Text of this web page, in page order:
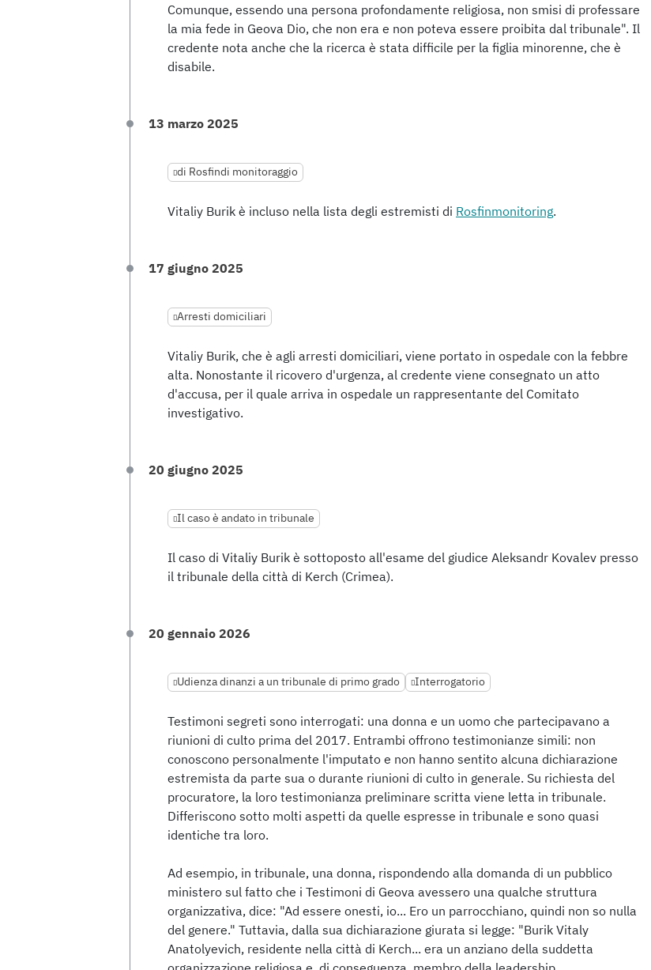
Comunque, essendo una persona profondamente religiosa, non smisi di professare
la mia fede in Geova Dio, che non era e non poteva essere proibita dal tribunale". Il
credente nota anche che la ricerca è stata difficile per la figlia minorenne, che è
disabile.
13 marzo 2025
di Rosfindi monitoraggio
Vitaliy Burik è incluso nella lista degli estremisti di Rosfinmonitoring.
17 giugno 2025
Arresti domiciliari
Vitaliy Burik, che è agli arresti domiciliari, viene portato in ospedale con la febbre
alta. Nonostante il ricovero d'urgenza, al credente viene consegnato un atto
d'accusa, per il quale arriva in ospedale un rappresentante del Comitato
investigativo.
20 giugno 2025
Il caso è andato in tribunale
Il caso di Vitaliy Burik è sottoposto all'esame del giudice Aleksandr Kovalev presso
il tribunale della città di Kerch (Crimea).
20 gennaio 2026
Udienza dinanzi a un tribunale di primo grado Interrogatorio
Testimoni segreti sono interrogati: una donna e un uomo che partecipavano a
riunioni di culto prima del 2017. Entrambi offrono testimonianze simili: non
conoscono personalmente l'imputato e non hanno sentito alcuna dichiarazione
estremista da parte sua o durante riunioni di culto in generale. Su richiesta del
procuratore, la loro testimonianza preliminare scritta viene letta in tribunale.
Differiscono sotto molti aspetti da quelle espresse in tribunale e sono quasi
identiche tra loro.
Ad esempio, in tribunale, una donna, rispondendo alla domanda di un pubblico
ministero sul fatto che i Testimoni di Geova avessero una qualche struttura
organizzativa, dice: "Ad essere onesti, io... Ero un parrocchiano, quindi non so nulla
del genere." Tuttavia, dalla sua dichiarazione giurata si legge: "Burik Vitaly
Anatolyevich, residente nella città di Kerch... era un anziano della suddetta